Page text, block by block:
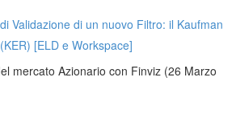
Validazione di un nuovo Filtro: il Kaufman
[ELD e Workspace]
mercato Azionario con Finviz (26 Marzo